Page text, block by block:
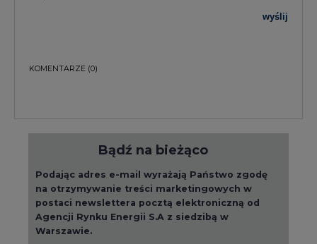
wyślij
KOMENTARZE (0)
Bądź na bieżąco
Podając adres e-mail wyrażają Państwo zgodę
na otrzymywanie treści marketingowych w
postaci newslettera pocztą elektroniczną od
Agencji Rynku Energii S.A z siedzibą w
Warszawie.